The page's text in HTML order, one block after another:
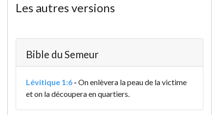
Les autres versions
Bible du Semeur
Lévitique 1:6 - On enlèvera la peau de la victime
et on la découpera en quartiers.